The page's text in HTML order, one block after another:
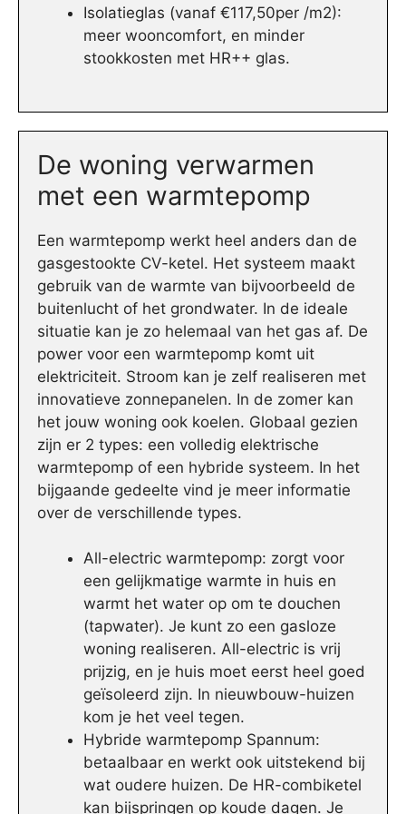
Isolatieglas (vanaf €117,50per /m2):
meer wooncomfort, en minder
stookkosten met HR++ glas.
De woning verwarmen
met een warmtepomp
Een warmtepomp werkt heel anders dan de
gasgestookte CV-ketel. Het systeem maakt
gebruik van de warmte van bijvoorbeeld de
buitenlucht of het grondwater. In de ideale
situatie kan je zo helemaal van het gas af. De
power voor een warmtepomp komt uit
elektriciteit. Stroom kan je zelf realiseren met
innovatieve zonnepanelen. In de zomer kan
het jouw woning ook koelen. Globaal gezien
zijn er 2 types: een volledig elektrische
warmtepomp of een hybride systeem. In het
bijgaande gedeelte vind je meer informatie
over de verschillende types.
All-electric warmtepomp: zorgt voor
een gelijkmatige warmte in huis en
warmt het water op om te douchen
(tapwater). Je kunt zo een gasloze
woning realiseren. All-electric is vrij
prijzig, en je huis moet eerst heel goed
geïsoleerd zijn. In nieuwbouw-huizen
kom je het veel tegen.
Hybride warmtepomp Spannum:
betaalbaar en werkt ook uitstekend bij
wat oudere huizen. De HR-combiketel
kan bijspringen op koude dagen. Je